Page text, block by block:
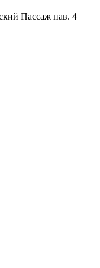
Пассаж пав. 4